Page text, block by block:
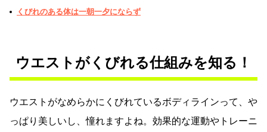
くびれのある体は一朝一夕にならず
ウエストがくびれる仕組みを知る！
ウエストがなめらかにくびれているボディラインって、や
っぱり美しいし、憧れますよね。効果的な運動やトレーニ